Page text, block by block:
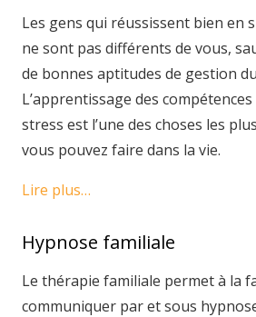
Les gens qui réussissent bien en
ne sont pas différents de vous,
de bonnes aptitudes de gestion
L’apprentissage des
stress est l’une des choses les
vous pouvez faire dans la vie.
Lire plus…
Hypnose familiale
Le thérapie familiale permet à la
communiquer par et sous